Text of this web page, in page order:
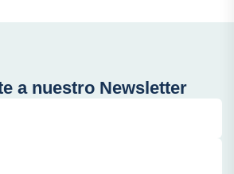
a nuestro Newsletter